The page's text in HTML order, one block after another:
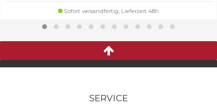
Sofort versandfertig, Lieferzeit 48h
SERVICE